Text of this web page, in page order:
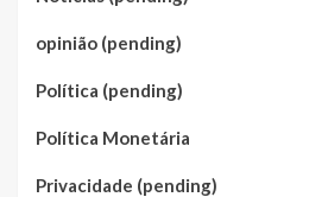
opinião (pending)
Política (pending)
Política Monetária
Privacidade (pending)